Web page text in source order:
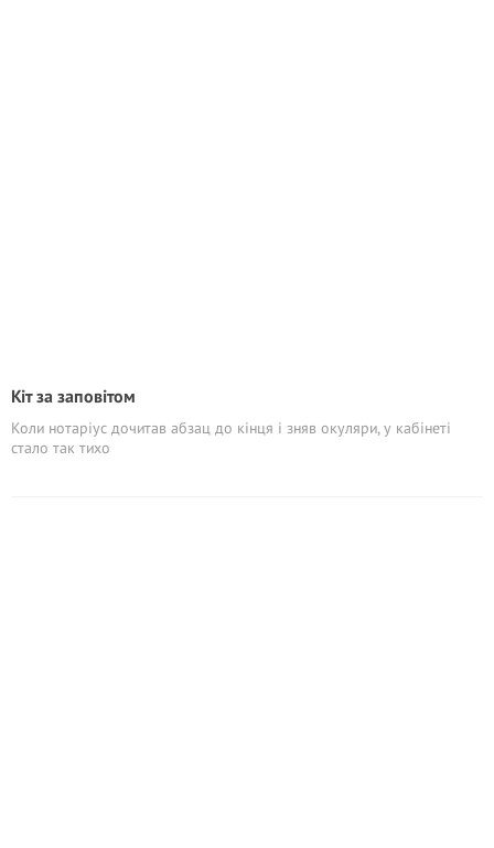
Кіт за заповітом
Коли нотаріус дочитав абзац до кінця і зняв окуляри, у кабінеті
стало так тихо